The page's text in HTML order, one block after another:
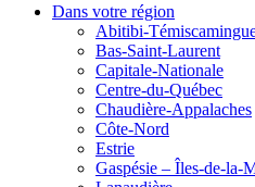
Dans votre région
Abitibi-
Bas-Saint-Laurent
Capitale-Nationale
Centre-du-Québec
Chaudière-Appalaches
Côte-Nord
Estrie
Gaspésie – Îles-de-la-